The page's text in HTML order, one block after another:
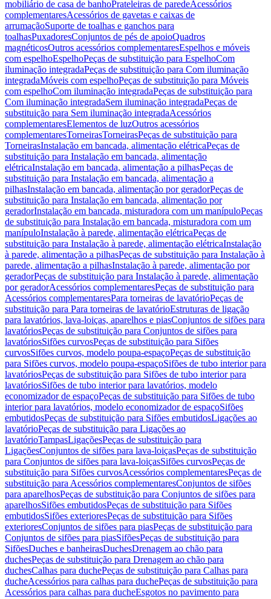
mobiliário de casa de banhoPrateleiras de paredeAcessórios
complementaresAcessórios de gavetas e caixas de
arrumaçãoSuporte de toalhas e ganchos para
toalhasPuxadoresConjuntos de pés de apoioQuadros
magnéticosOutros acessórios complementaresEspelhos e móveis
com espelhoEspelhoPeças de substituição para EspelhoCom
iluminação integradaPeças de substituição para Com iluminação
integradaMóveis com espelhoPeças de substituição para Móveis
com espelhoCom iluminação integradaPeças de substituição para
Com iluminação integradaSem iluminação integradaPeças de
substituição para Sem iluminação integradaAcessórios
complementaresElementos de luzOutros acessórios
complementaresTorneirasTorneirasPeças de substituição para
TorneirasInstalação em bancada, alimentação elétricaPeças de
substituição para Instalação em bancada, alimentação
elétricaInstalação em bancada, alimentação a pilhasPeças de
substituição para Instalação em bancada, alimentação a
pilhasInstalação em bancada, alimentação por geradorPeças de
substituição para Instalação em bancada, alimentação por
geradorInstalação em bancada, misturadora com um manípuloPeças
de substituição para Instalação em bancada, misturadora com um
manípuloInstalação à parede, alimentação elétricaPeças de
substituição para Instalação à parede, alimentação elétricaInstalação
à parede, alimentação a pilhasPeças de substituição para Instalação à
parede, alimentação a pilhasInstalação à parede, alimentação por
geradorPeças de substituição para Instalação à parede, alimentação
por geradorAcessórios complementaresPeças de substituição para
Acessórios complementaresPara torneiras de lavatórioPeças de
substituição para Para torneiras de lavatórioEstruturas de ligação
para lavatórios, lava-loiças, aparelhos e piasConjuntos de sifões para
lavatóriosPeças de substituição para Conjuntos de sifões para
lavatóriosSifões curvosPeças de substituição para Sifões
curvosSifões curvos, modelo poupa-espaçoPeças de substituição
para Sifões curvos, modelo poupa-espaçoSifões de tubo interior para
lavatóriosPeças de substituição para Sifões de tubo interior para
lavatóriosSifões de tubo interior para lavatórios, modelo
economizador de espaçoPeças de substituição para Sifões de tubo
interior para lavatórios, modelo economizador de espaçoSifões
embutidosPeças de substituição para Sifões embutidosLigações ao
lavatórioPeças de substituição para Ligações ao
lavatórioTampasLigaçõesPeças de substituição para
LigaçõesConjuntos de sifões para lava-loiçasPeças de substituição
para Conjuntos de sifões para lava-loiçasSifões curvosPeças de
substituição para Sifões curvosAcessórios complementaresPeças de
substituição para Acessórios complementaresConjuntos de sifões
para aparelhosPeças de substituição para Conjuntos de sifões para
aparelhosSifões embutidosPeças de substituição para Sifões
embutidosSifões exterioresPeças de substituição para Sifões
exterioresConjuntos de sifões para piasPeças de substituição para
Conjuntos de sifões para piasSifõesPeças de substituição para
SifõesDuches e banheirasDuchesDrenagem ao chão para
duchesPeças de substituição para Drenagem ao chão para
duchesCalhas para duchePeças de substituição para Calhas para
ducheAcessórios para calhas para duchePeças de substituição para
Acessórios para calhas para ducheEsgotos no pavimento para